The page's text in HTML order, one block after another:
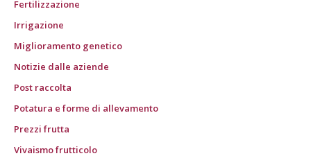
Fertilizzazione
Irrigazione
Miglioramento genetico
Notizie dalle aziende
Post raccolta
Potatura e forme di allevamento
Prezzi frutta
Vivaismo frutticolo